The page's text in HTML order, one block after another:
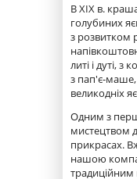
В XIX в.
голубиних
з розвитком
литі і дуті,
з пап'є-маше,
великодніх
Одним з
мистецтвом
прикрасах.
нашою
традиційним